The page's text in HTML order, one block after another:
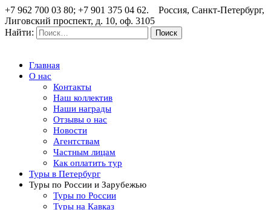
+7 962 700 03 80; +7 901 375 04 62. Россия, Санкт-Петербург,
Лиговский проспект, д. 10, оф. 3105
Найти:
Главная
О нас
Контакты
Наш коллектив
Наши награды
Отзывы о нас
Новости
Агентствам
Частным лицам
Как оплатить тур
Туры в Петербург
Туры по России и Зарубежью
Туры по России
Туры на Кавказ